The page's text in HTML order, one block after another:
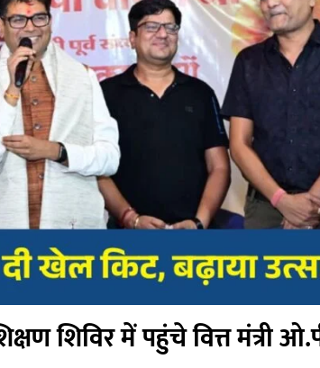
शिविर में पहुंचे वित्त मंत्री